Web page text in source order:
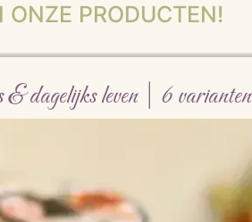
ONZE PRODUCTEN!
dagelijks leven | 6 varianten